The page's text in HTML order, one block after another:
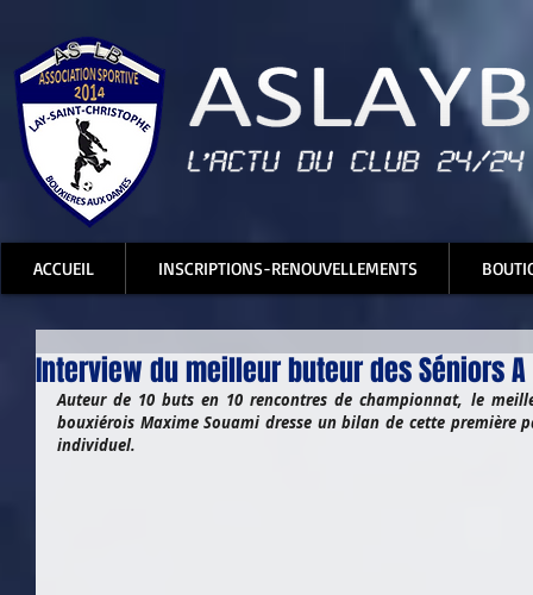
ACCUEIL INSCRIPTIONS-RENOUVELLEMENTS
Interview du meilleur buteur des Séniors A
Auteur de 10 buts en 10 rencontres de championnat, le
bouxiérois Maxime Souami dresse un bilan de cette première
individuel.